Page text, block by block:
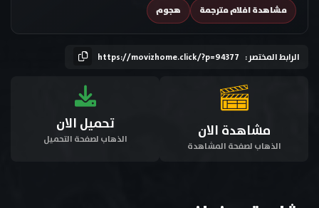
مشاهدة افلام مترجمة
هجوم
الرابط المختصر : https://movizhome.click/?p=94377
مشاهدة الان
الذهاب لصفحة المشاهدة
تحميل الان
الذهاب لصفحة التحميل